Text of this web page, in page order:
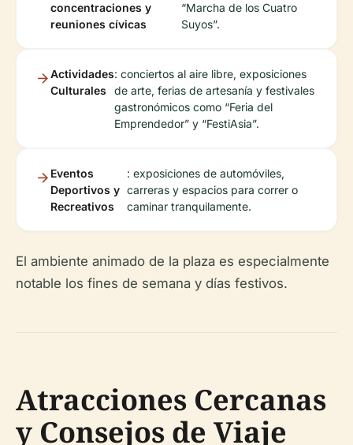
concentraciones y
reuniones cívicas
“Marcha de los Cuatro
Suyos”.
Actividades
Culturales
: conciertos al aire libre, exposiciones
de arte, ferias de artesanía y festivales
gastronómicos como “Feria del
Emprendedor” y “FestiAsia”.
Eventos
Deportivos y
Recreativos
: exposiciones de automóviles,
carreras y espacios para correr o
caminar tranquilamente.
El ambiente animado de la plaza es especialmente
notable los fines de semana y días festivos.
Atracciones Cercanas
y Consejos de Viaje